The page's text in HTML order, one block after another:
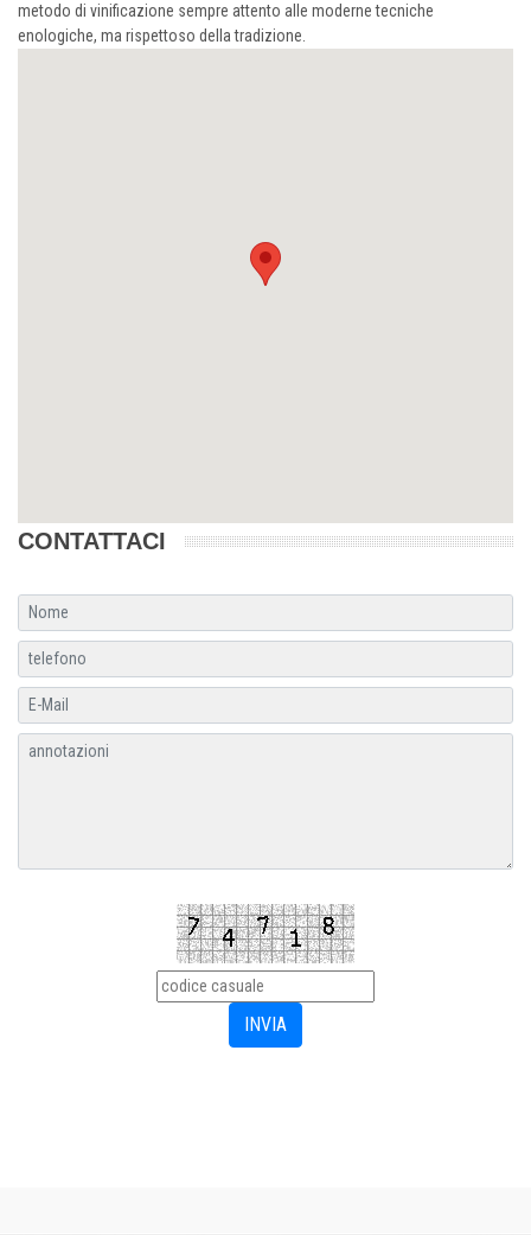
metodo di vinificazione sempre attento alle moderne tecniche
enologiche, ma rispettoso della tradizione.
CONTATTACI